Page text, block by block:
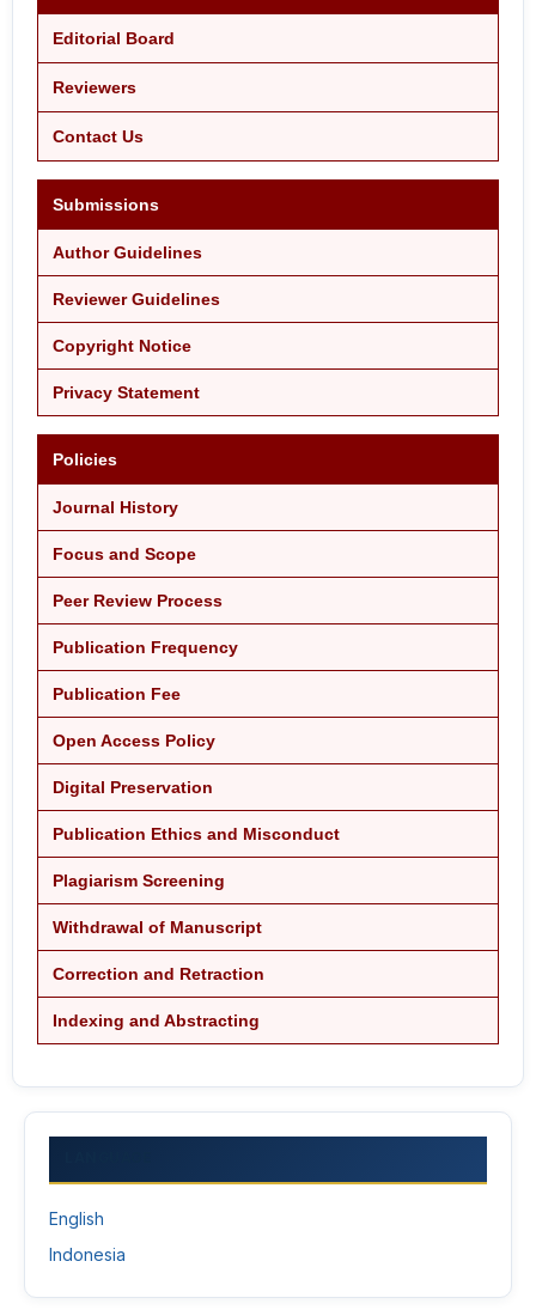
Editorial Board
Reviewers
Contact Us
Submissions
Author Guidelines
Reviewer Guidelines
Copyright Notice
Privacy Statement
Policies
Journal History
Focus and Scope
Peer Review Process
Publication Frequency
Publication Fee
Open Access Policy
Digital Preservation
Publication Ethics and Misconduct
Plagiarism Screening
Withdrawal of Manuscript
Correction and Retraction
Indexing and Abstracting
English
Indonesia